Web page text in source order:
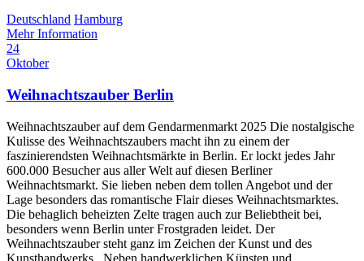
Deutschland Hamburg
Mehr Information
24
Oktober
Weihnachtszauber Berlin
Weihnachtszauber auf dem Gendarmenmarkt 2025 Die nostalgische
Kulisse des Weihnachtszaubers macht ihn zu einem der
faszinierendsten Weihnachtsmärkte in Berlin. Er lockt jedes Jahr
600.000 Besucher aus aller Welt auf diesen Berliner
Weihnachtsmarkt. Sie lieben neben dem tollen Angebot und der
Lage besonders das romantische Flair dieses Weihnachtsmarktes.
Die behaglich beheizten Zelte tragen auch zur Beliebtheit bei,
besonders wenn Berlin unter Frostgraden leidet. Der
Weihnachtszauber steht ganz im Zeichen der Kunst und des
Kunsthandwerks. Neben handwerklichen Künsten und